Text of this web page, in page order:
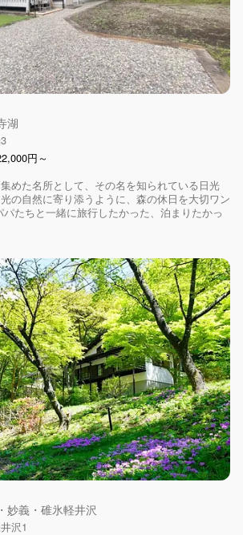
湖
円～
めた名所として、その名を知られている日光
の自然に寄り添うように、森の休日を大切ワン
たちと一緒に旅行したかった、泊まりたかっ
妙義・碓氷軽井沢
沢1